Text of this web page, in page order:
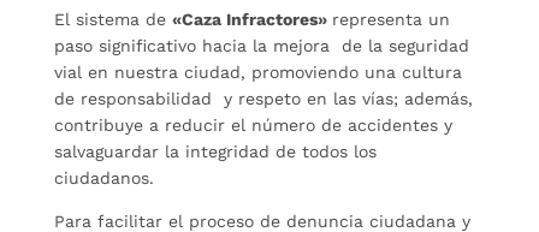
El sistema de «Caza Infractores» representa un
paso significativo hacia la mejora de la seguridad
vial en nuestra ciudad, promoviendo una cultura
de responsabilidad y respeto en las vías; además,
contribuye a reducir el número de accidentes y
salvaguardar la integridad de todos los
ciudadanos.
Para facilitar el proceso de denuncia ciudadana y